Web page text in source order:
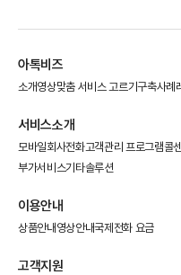
아톡비즈
소개영상맞춤 서비스 고르기구축사례
서비스소개
모바일회사전화고객관리 프로그램콜
부가서비스기타솔루션
이용안내
상품안내영상안내국제전화 요금
고객지원